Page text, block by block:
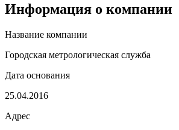
Информация о компании
Название компании
Городская метрологическая служба
Дата основания
25.04.2016
Адрес